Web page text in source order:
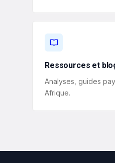
Ressources et
Analyses, guides
Afrique.